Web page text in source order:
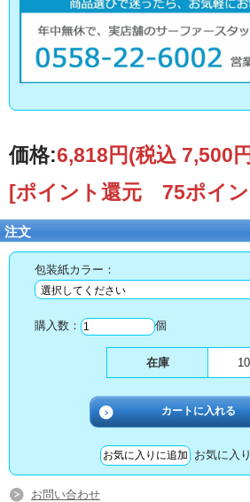
価格:6,818円(税込 7,500
[ポイント還元 75ポイ
注文
包装紙カラー：
購入数： 個
在庫
お気に入
お問い合わせ